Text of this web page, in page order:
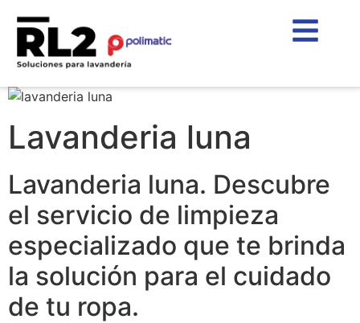
Lavanderia luna
Lavanderia luna. Descubre
el servicio de limpieza
especializado que te brinda
la solución para el cuidado
de tu ropa.